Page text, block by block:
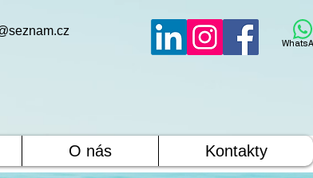
O nás Kontakty